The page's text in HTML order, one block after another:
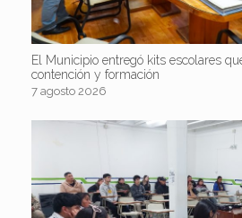
El Municipio entregó kits escolares
contención y formación
7 agosto 2026